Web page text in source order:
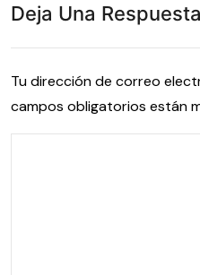
Deja Una Respuesta
Tu dirección de correo
campos obligatorios están